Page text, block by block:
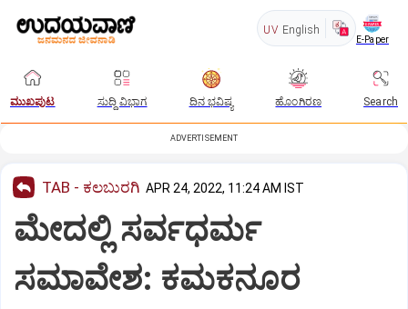
UV English
E-Paper
ಮುಖಪುಟ ಸುದ್ದಿ ವಿಭಾಗ ದಿನ ಭವಿಷ್ಯ ಹೊಂಗಿರಣ Search
ADVERTISEMENT
TAB - ಕಲಬುರಗಿ APR 24, 2022, 11:24 AM IST
ಮೇದಲ್ಲಿ ಸರ್ವಧರ್ಮ
ಸಮಾವೇಶ: ಕಮಕನೂರ